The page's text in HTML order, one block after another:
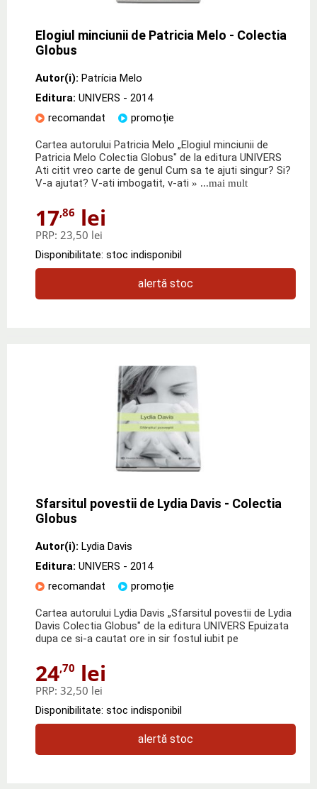
Elogiul minciunii de Patricia Melo - Colectia
Globus
Autor(i): Patrícia Melo
Editura: UNIVERS - 2014
recomandat
promoție
Cartea autorului Patri­cia Melo „Elogiul minciunii de
Patricia Melo Colectia Globus" de la editura UNIVERS
Ati citit vreo carte de genul Cum sa te ajuti singur? Si?
V-a ajutat? V-ati imbogatit, v-ati » ...mai mult
17,86 lei
PRP: 23,50 lei
Disponibilitate: stoc indisponibil
alertă stoc
Sfarsitul povestii de Lydia Davis - Colectia
Globus
Autor(i): Lydia Davis
Editura: UNIVERS - 2014
recomandat
promoție
Cartea autorului Lydia Davis „Sfarsitul povestii de Lydia
Davis Colectia Globus" de la editura UNIVERS Epuizata
dupa ce si-a cautat ore in sir fostul iubit pe
24,70 lei
PRP: 32,50 lei
Disponibilitate: stoc indisponibil
alertă stoc